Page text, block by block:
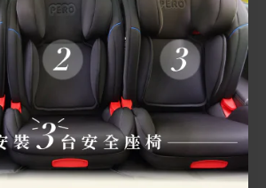
套，台灣PERO貼心後加工防脫落
思能讓安全帶肩護套乖乖不跑位